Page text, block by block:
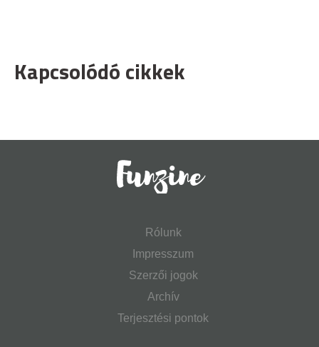
Kapcsolódó cikkek
Rólunk
Impresszum
Szerzői jogok
Archív
Terjesztési pontok